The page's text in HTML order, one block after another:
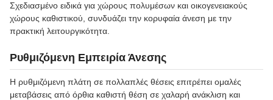
Σχεδιασμένο ειδικά για χώρους πολυμέσων και οικογενειακούς
χώρους καθιστικού, συνδυάζει την κορυφαία άνεση με την
πρακτική λειτουργικότητα.
Ρυθμιζόμενη Εμπειρία Άνεσης
Η ρυθμιζόμενη πλάτη σε πολλαπλές θέσεις επιτρέπει ομαλές
μεταβάσεις από όρθια καθιστή θέση σε χαλαρή ανάκλιση και